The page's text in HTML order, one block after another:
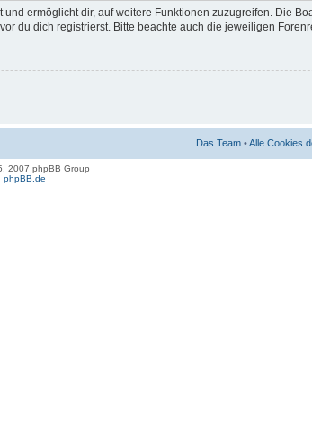
ermöglicht dir, auf weitere Funktionen zuzugreifen. Die
du dich registrierst. Bitte beachte auch die jeweiligen
Das Team •Alle Cookies
2007 phpBB Group
phpBB.de